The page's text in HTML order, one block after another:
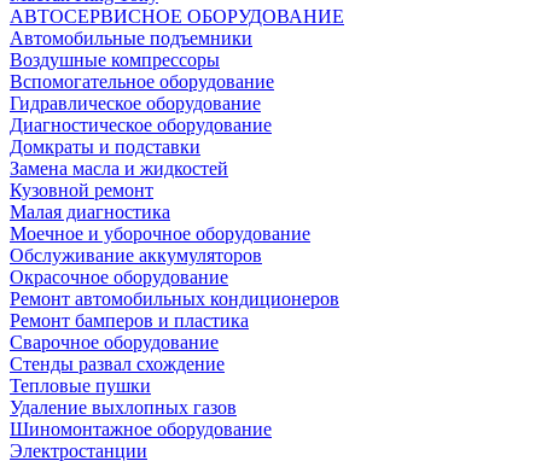
АВТОСЕРВИСНОЕ ОБОРУДОВАНИЕ
Автомобильные подъемники
Воздушные компрессоры
Вспомогательное оборудование
Гидравлическое оборудование
Диагностическое оборудование
Домкраты и подставки
Замена масла и жидкостей
Кузовной ремонт
Малая диагностика
Моечное и уборочное оборудование
Обслуживание аккумуляторов
Окрасочное оборудование
Ремонт автомобильных кондиционеров
Ремонт бамперов и пластика
Сварочное оборудование
Стенды развал схождение
Тепловые пушки
Удаление выхлопных газов
Шиномонтажное оборудование
Электростанции